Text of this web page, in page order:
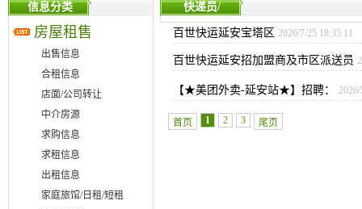
信息分类
房屋租售
出售信息
合租信息
店面/公司转让
中介房源
求购信息
求租信息
出租信息
家庭旅馆/日租/短租
快递员/
百世快运延安宝塔区 2026/7/25 18:35:11
百世快运延安招加盟商及市区派送员
【★美团外卖-延安站★】招聘：
首页 1 2 3 尾页